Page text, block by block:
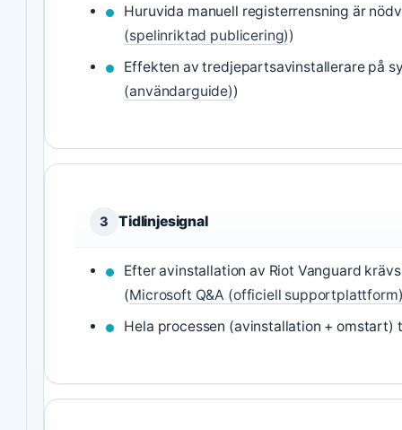
Huruvida manuell registerrensning är
(spelinriktad publicering))
Effekten av tredjepartsavinstallerare på
(användarguide))
3 Tidlinjesignal
Efter avinstallation av Riot Vanguard
(Microsoft Q&A (officiell
Hela processen (avinstallation + omstart)